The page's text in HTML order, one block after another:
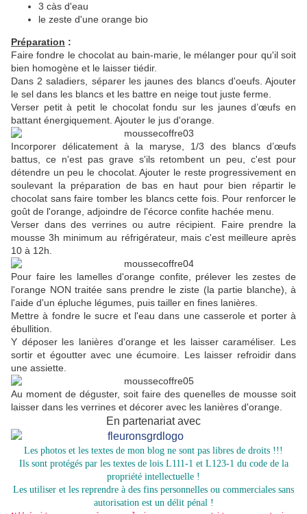
3 càs d'eau
le zeste d'une orange bio
Préparation :
Faire fondre le chocolat au bain-marie, le mélanger pour qu'il soit
bien homogène et le laisser tiédir.
Dans 2 saladiers, séparer les jaunes des blancs d'oeufs. Ajouter
le sel dans les blancs et les battre en neige tout juste ferme.
Verser petit à petit le chocolat fondu sur les jaunes d’œufs en
battant énergiquement. Ajouter le jus d'orange.
Incorporer délicatement à la maryse, 1/3 des blancs d’œufs
battus, ce n'est pas grave s'ils retombent un peu, c'est pour
détendre un peu le chocolat. Ajouter le reste progressivement en
soulevant la préparation de bas en haut pour bien répartir le
chocolat sans faire tomber les blancs cette fois. Pour renforcer le
goût de l'orange, adjoindre de l'écorce confite hachée menu.
Verser dans des verrines ou autre récipient. Faire prendre la
mousse 3h minimum au réfrigérateur, mais c'est meilleure après
10 à 12h.
Pour faire les lamelles d'orange confite, prélever les zestes de
l'orange NON traitée sans prendre le ziste (la partie blanche), à
l'aide d'un épluche légumes, puis tailler en fines lanières.
Mettre à fondre le sucre et l'eau dans une casserole et porter à
ébullition.
Y déposer les lanières d'orange et les laisser caraméliser. Les
sortir et égoutter avec une écumoire. Les laisser refroidir dans
une assiette.
Au moment de déguster, soit faire des quenelles de mousse soit
laisser dans les verrines et décorer avec les lanières d'orange.
En partenariat avec
Les photos et les textes de mon blog ne sont pas libres de droits !!!
Ils sont protégés par les textes de lois L111-1 et L123-1 du code de la
propriété intellectuelle !
Les utiliser et les reprendre à des fins personnelles ou commerciales sans
autorisation est un délit pénal !